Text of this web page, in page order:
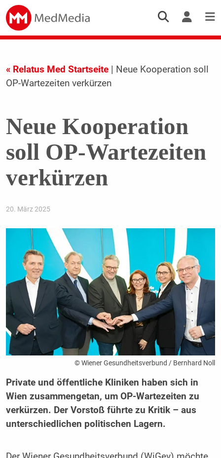
« Relatus Med Startseite| Neue Kooperation soll
OP-Wartezeiten verkürzen
Neue Kooperation
soll OP-Wartezeiten
verkürzen
20. März 2025
© Wiener Gesundheitsverbund / Bernhard Noll
Private und öffentliche Kliniken haben sich in
Wien zusammengetan, um OP-Wartezeiten zu
verkürzen. Der Vorstoß führte zu Kritik – aus
unterschiedlichen politischen Lagern.